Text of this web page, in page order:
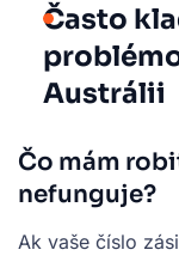
Často
Austrálii
Čo mám
nefunguje?
Ak vaše číslo